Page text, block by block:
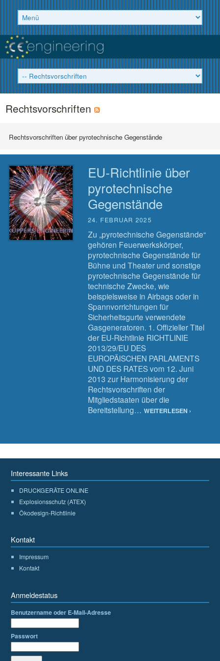
Rechtsvorschriften
Rechtsvorschriften über pyrotechnische Gegenstände
EU-Richtlinie über
pyrotechnische
Gegenstände
24. FEBRUAR 2025
Zu „pyrotechnische Gegenstände“
gehören Feuer­werkskörper,
pyrotechnische Gegenstände für
Bühne und Theater und sonstige
pyrotechnische Gegenstände für
technische Zwecke, wie
beispielsweise in Airbags oder in
Spannvorrichtungen für
Sicherheitsgurte verwendete
Gasgeneratoren. 1. Offizieller Titel
der EU-Richtlinie RICHTLINIE
2013/29/EU DES
EUROPÄISCHEN PARLAMENTS
UND DES RATES vom 12. Juni
2013 zur Harmonisierung der
Rechtsvorschriften der
Mitgliedstaaten über die
Bereitstellung… WEITERLESEN ›
Interessante Links
DRUCKGERÄTE ONLINE
Explosionsschutz (ATEX)
Ökodesign-Richtlinie
Kontakt
Impressum
Kontakt
Anmeldestatus
Benutzername oder E-Mail-Adresse
Passwort